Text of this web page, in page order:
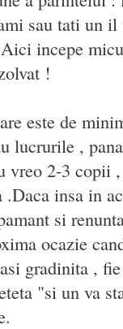
sau tati un
incepe
!
este de
lucrurile ,
vreo 2-3 copii
insa in
si
ocazie
gradinita ,
"si un va